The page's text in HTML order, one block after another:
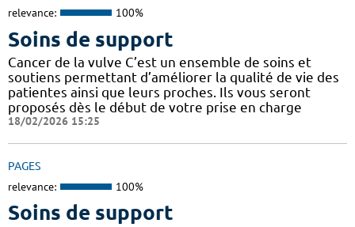
relevance: 100%
Soins de support
Cancer de la vulve C’est un ensemble de soins et
soutiens permettant d’améliorer la qualité de vie des
patientes ainsi que leurs proches. Ils vous seront
proposés dès le début de votre prise en charge
18/02/2026 15:25
PAGES
relevance: 100%
Soins de support